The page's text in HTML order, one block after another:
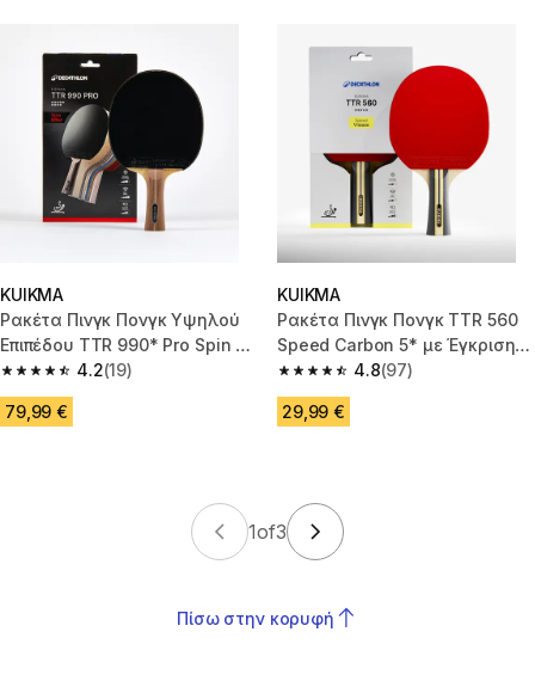
KUIKMA
Ρακέτα Πινγκ Πονγκ Υψηλού
Επιπέδου TTR 990* Pro Spin 9*
με έγκριση ITTF Σύλλογοι
4.2
4.2 out of 5 stars from 19 reviews
(19)
79,99 €
KUIKMA
Ρακέτα Πινγκ Πονγκ TTR 560
Speed Carbon 5* με Έγκριση
ITTF
4.8
4.8 out of 5 stars from 97
(97)
29,99 €
1of3
Πίσω στην κορυφή